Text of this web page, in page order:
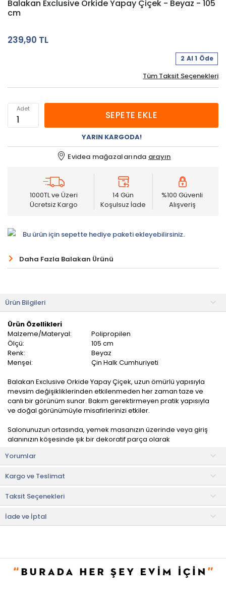
Balakan Exclusive Orkide Yapay Çiçek - Beyaz - 105
cm
239,90 TL
2 Al 1 Öde
Tüm Taksit Seçenekleri
Adet
SEPETE EKLE
YARIN KARGODA!
Evidea mağazalarında arayın
1000TL ve Üzeri
Ücretsiz Kargo
14 Gün
Koşulsuz İade
%100 Güvenli
Alışveriş
Bu ürün için sepette hediye paketi ekleyebilirsiniz.
Daha Fazla Balakan Ürünü
Ürün Bilgileri
Ürün Özellikleri
Malzeme/Materyal:
Polipropilen
Ölçü:
105 cm
Renk:
Beyaz
Menşei:
Çin Halk Cumhuriyeti
Balakan Exclusive Orkide Yapay Çiçek, uzun ömürlü yapısıyla
mevsim değişikliklerinden etkilenmeden her zaman taze ve
canlı bir görünüm sunar. Bakım gerektirmeyen pratik yapısıyla
ve doğal görünümüyle misafirlerinizi etkiler.
Salonunuzun ortasında, yemek masanızın üzerinde veya giriş
alanınızın köşesinde şık bir dekoratif parça olarak
Kullanım ve Bakım Bilgileri
• Nemli bez ile kolaylıkla temizlenebilir.
• Elde ve makinede yıkama yapılmamalıdır.
Faydalı Bilgiler & İpuçları
• Sürekli sulama, toprak değişimi, yeterli ışık gibi çeşitli faktörlere
ihtiyaç duymaz.
• Polen yaymazlar. Polen alerjisi olanlar da gönül rahatlığıyla
evlerinde kullanabilir.
Yorumlar
Kargo ve Teslimat
Taksit Seçenekleri
İade ve İptal